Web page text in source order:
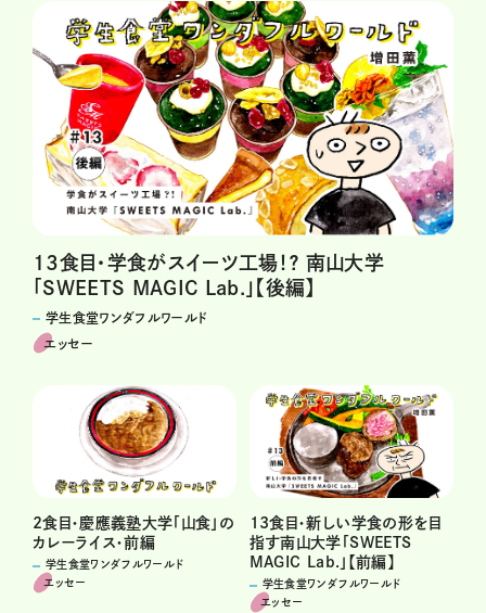
13食目・学食がスイーツ工場！？ 南山大学
「SWEETS MAGIC Lab.」【後編】
学生食堂ワンダフルワールド
エッセー
2食目・慶應義塾大学「山食」の
カレーライス・前編
学生食堂ワンダフルワールド
エッセー
13食目・新しい学食の形を目
指す南山大学「SWEETS
MAGIC Lab.」【前編】
学生食堂ワンダフルワールド
エッセー